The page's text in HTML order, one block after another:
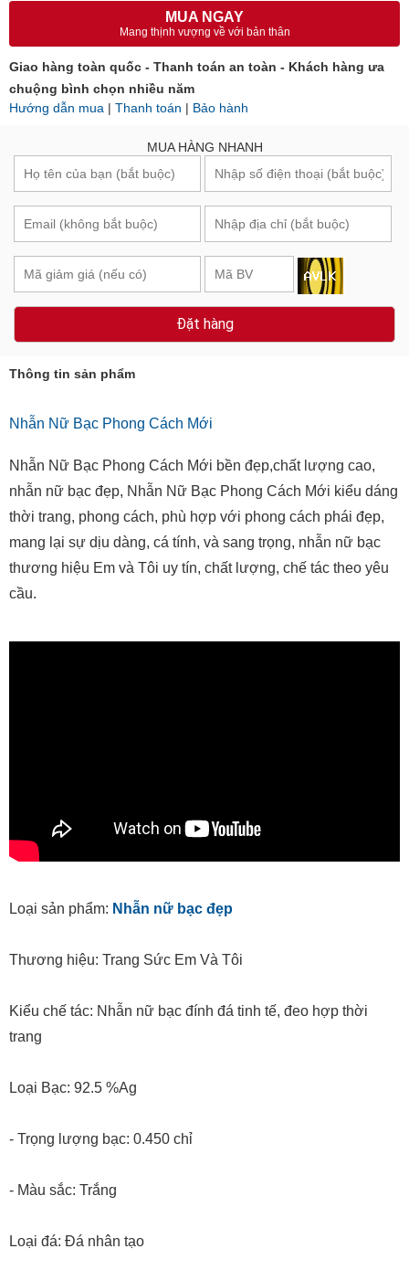
MUA NGAY
Mang thịnh vượng về với bản thân
Giao hàng toàn quốc - Thanh toán an toàn - Khách hàng ưa
chuộng bình chọn nhiều năm
Hướng dẫn mua | Thanh toán | Bảo hành
MUA HÀNG NHANH
Đặt hàng
Thông tin sản phẩm
Nhẫn Nữ Bạc Phong Cách Mới
Nhẫn Nữ Bạc Phong Cách Mới bền đẹp,chất lượng cao,
nhẫn nữ bạc đẹp, Nhẫn Nữ Bạc Phong Cách Mới kiểu dáng
thời trang, phong cách, phù hợp với phong cách phái đẹp,
mang lại sự dịu dàng, cá tính, và sang trọng, nhẫn nữ bạc
thương hiệu Em và Tôi uy tín, chất lượng, chế tác theo yêu
cầu.
Loại sản phẩm: Nhẫn nữ bạc đẹp
Thương hiệu: Trang Sức Em Và Tôi
Kiểu chế tác: Nhẫn nữ bạc đính đá tinh tế, đeo hợp thời
trang
Loại Bạc: 92.5 %Ag
- Trọng lượng bạc: 0.450 chỉ
- Màu sắc: Trắng
Loại đá: Đá nhân tạo